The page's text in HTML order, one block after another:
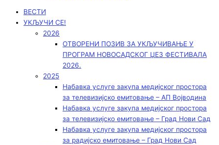
ВЕСТИ
УКЉУЧИ СЕ!
2026
ОТВОРЕНИ ПОЗИВ ЗА УКЉУЧИВАЊЕ У
ПРОГРАМ НОВОСАДСКОГ ЏЕЗ ФЕСТИВАЛА
2026.
2025
Набавка услуге закупа медијског простора
за телевизијско емитовање – АП Војводинa
Набавка услуге закупа медијског простора
за телевизијско емитовање – Град Нови Сад
Набавка услуге закупа медијског простора
за радијско емитовање – Град Нови Сад